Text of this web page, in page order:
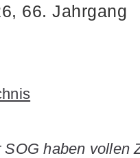
66. Jahrgang
SOG haben vollen